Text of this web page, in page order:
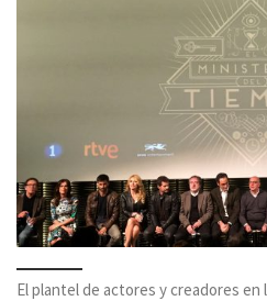
El plantel de actores y creadores en